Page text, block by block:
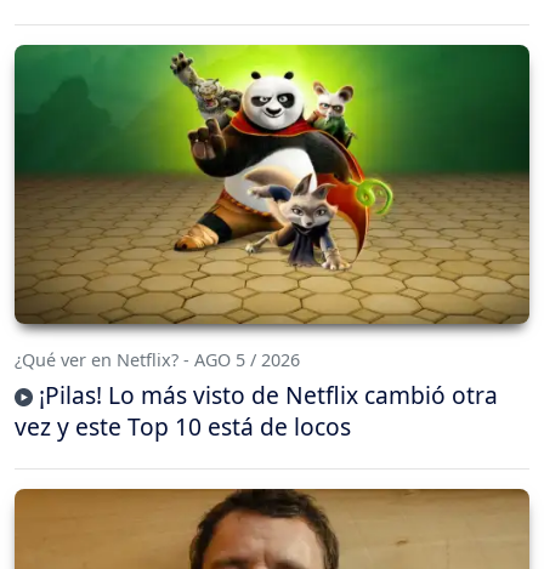
¿Qué ver en Netflix? - AGO 5 / 2026
¡Pilas! Lo más visto de Netflix cambió otra
vez y este Top 10 está de locos